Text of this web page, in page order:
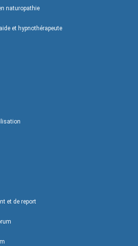
naturopathie
et hypnothérapeute
et de report